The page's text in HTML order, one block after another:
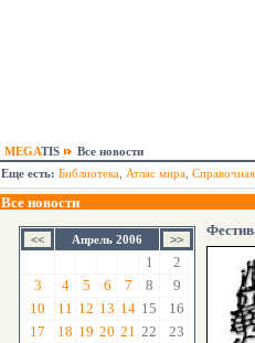
MEGATIS
Все новости
Еще есть: Библиотека Атлас мира
Все новости
Апрель 2006
1
2
3
4 5 6 7 8
9
10
11 12 13 14 15
16
17
18 19 20 21 22
23